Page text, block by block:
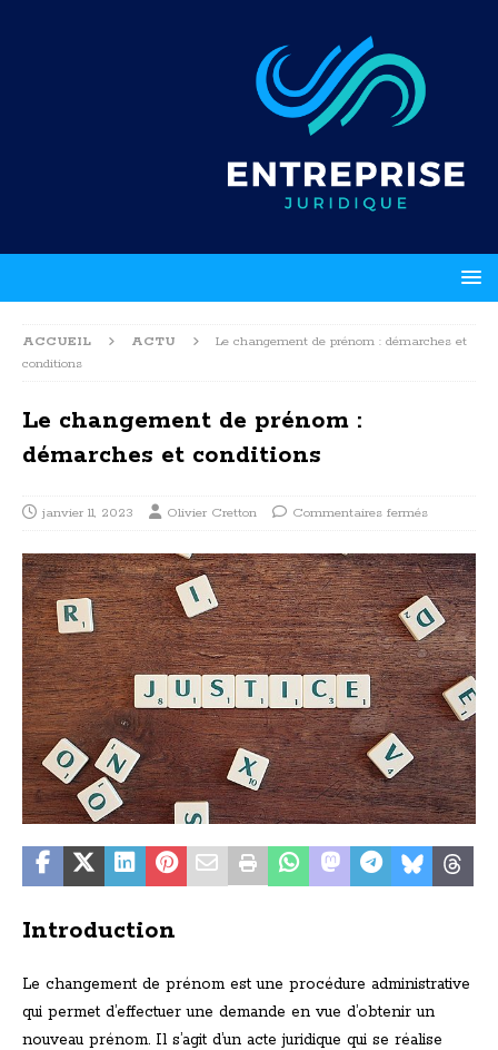
ACCUEIL ACTU
Le changement de prénom : démarches et
conditions
Le changement de prénom :
démarches et conditions
janvier 11, 2023 Olivier Cretton Commentaires fermés
Introduction
Le changement de prénom est une procédure administrative
qui permet d’effectuer une demande en vue d’obtenir un
nouveau prénom. Il s’agit d’un acte juridique qui se réalise